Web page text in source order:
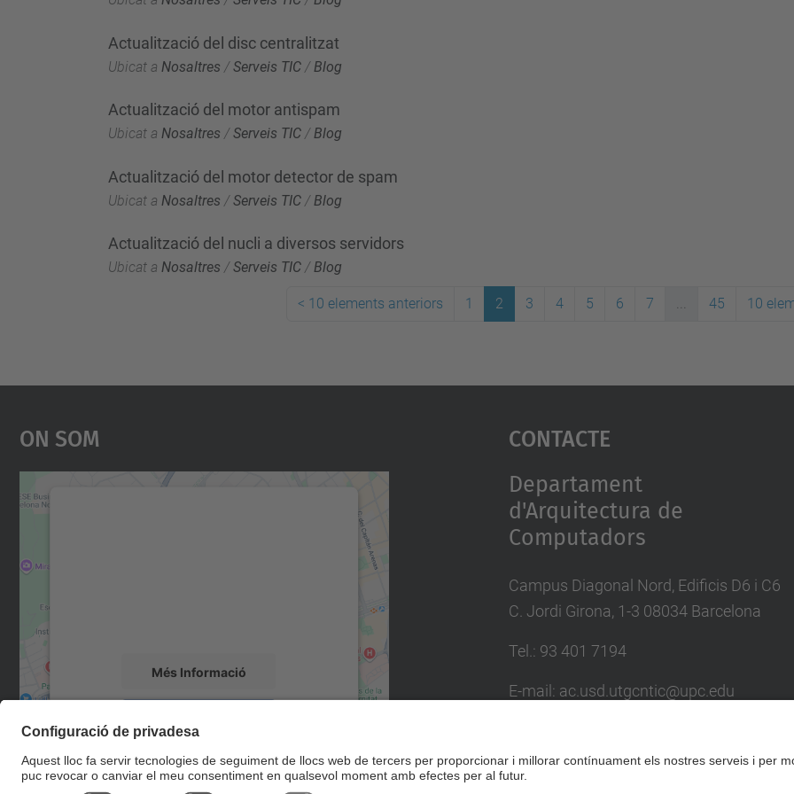
Actualització del disc centralitzat
Ubicat a Nosaltres /Serveis TIC / Blog
Actualització del motor antispam
Ubicat a Nosaltres /Serveis TIC /Blog
Actualització del motor detector de spam
Ubicat a Nosaltres /Serveis TIC / Blog
Actualització del nucli a diversos servidors
Ubicat a Nosaltres /Serveis TIC /Blog
< 10 elements anteriors 1 2 3 4 5 6 7 ... 45 10
On Som
Més Informació
Management Platform
Contacte
Departament
d'Arquitectura de
Computadors
Campus Diagonal Nord, Edificis D6 i C6
C. Jordi Girona, 1-3 08034 Barcelona
Tel.: 93 401 7194
E-mail: ac.usd.utgcntic@upc.edu
Formulari de contacte